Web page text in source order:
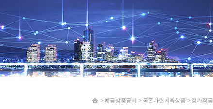
> 예금상품공시 > 목돈마련저축상품 > 정기적금